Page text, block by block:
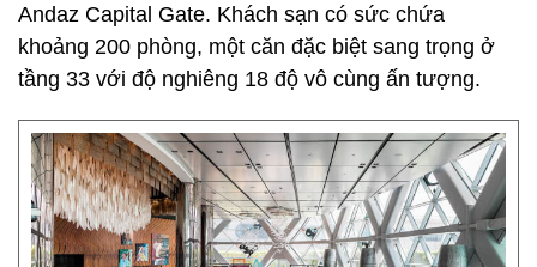
Andaz Capital Gate. Khách sạn có sức chứa
khoảng 200 phòng, một căn đặc biệt sang trọng ở
tầng 33 với độ nghiêng 18 độ vô cùng ấn tượng.